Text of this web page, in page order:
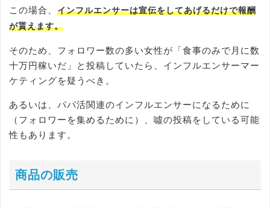
この場合、 インフルエンサーは宣伝をしてあげるだけで報酬
が貰えます。
そのため、フォロワー数の多い女性が「食事のみで月に数
十万円稼いだ」と投稿していたら、インフルエンサーマー
ケティングを疑うべき。
あるいは、パパ活関連のインフルエンサーになるために
（フォロワーを集めるために）、噓の投稿をしている可能
性もあります。
商品の販売